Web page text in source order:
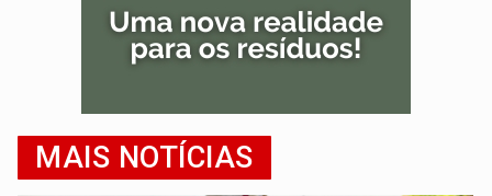
MAIS NOTÍCIAS